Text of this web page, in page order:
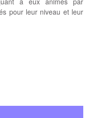
pour leur niveau et leur